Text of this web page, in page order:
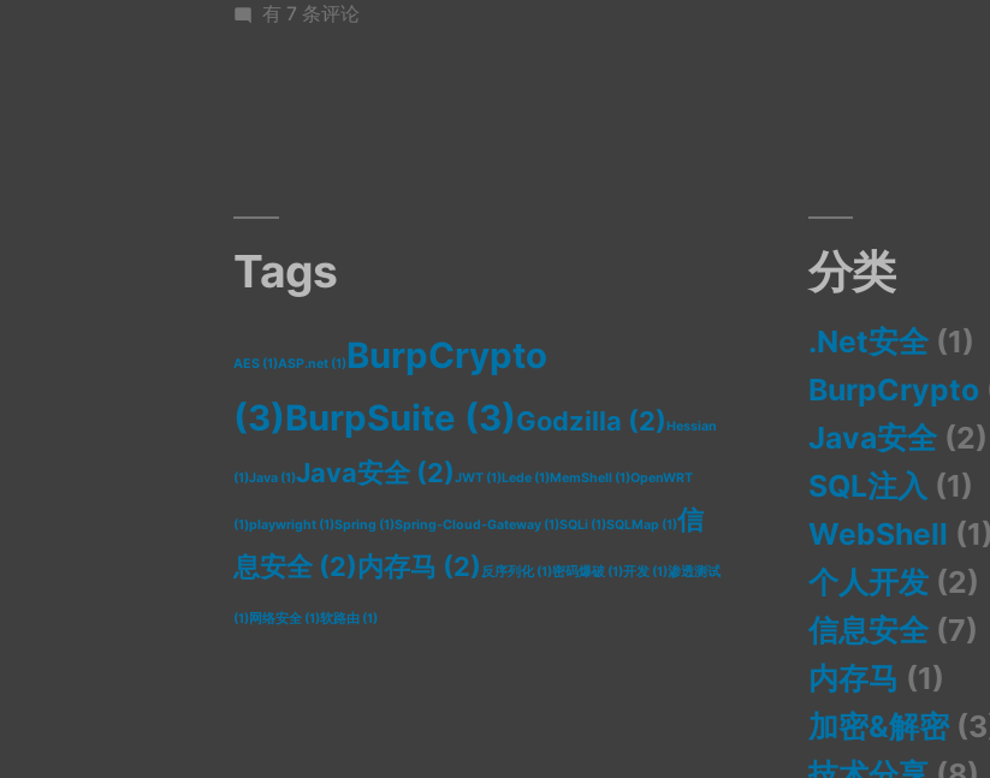
站
工
具”
签：
BurpCrypto:
码
破
具
有 7 条评论
Tags
AES (1)ASP.net (1)BurpCrypto
(3)BurpSuite (3)Godzilla (2)Hessian
(1)Java (1)Java安全 (2)JWT (1)Lede (1)MemShell (1)OpenWRT
(1)playwright (1)Spring (1)Spring-Cloud-Gateway (1)SQLi (1)SQLMap (1)信
息安全 (2)内存马 (2) 反序列化 (1)密码爆破 (1)开发 (1)渗透测试
(1)网络安全 (1)软路由 (1)
分类
.Net安全 (1)
BurpCrypto
Java安全 (2)
SQL注入 (1)
WebShell (1)
个人开发 (2)
信息安全 (7)
内存马 (1)
加密&解密